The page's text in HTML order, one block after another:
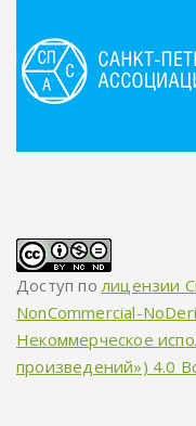
Доступ по лицензии
NonCommercial-
Некоммерческое
произведений») 4.0